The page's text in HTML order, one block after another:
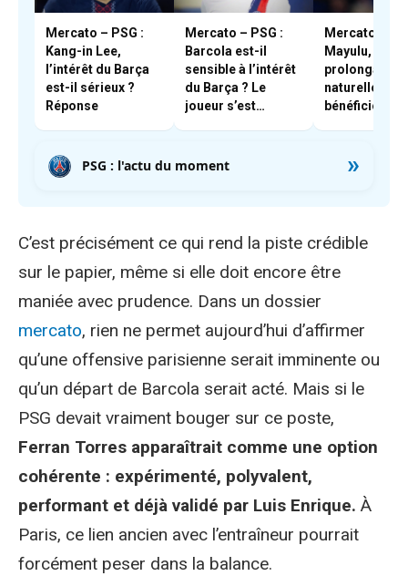
Mercato – PSG :
Kang-in Lee,
l’intérêt du Barça
est-il sérieux ?
Réponse
Mercato – PSG :
Barcola est-il
sensible à l’intérêt
du Barça ? Le
joueur s’est
Mercato –
Mayulu, une
prolongation
naturelle – « il
bénéficie
PSG : l'actu du moment »
C’est précisément ce qui rend la piste crédible
sur le papier, même si elle doit encore être
maniée avec prudence. Dans un dossier
mercato, rien ne permet aujourd’hui d’affirmer
qu’une offensive parisienne serait imminente ou
qu’un départ de Barcola serait acté. Mais si le
PSG devait vraiment bouger sur ce poste,
Ferran Torres apparaîtrait comme une option
cohérente : expérimenté, polyvalent,
performant et déjà validé par Luis Enrique. À
Paris, ce lien ancien avec l’entraîneur pourrait
forcément peser dans la balance.